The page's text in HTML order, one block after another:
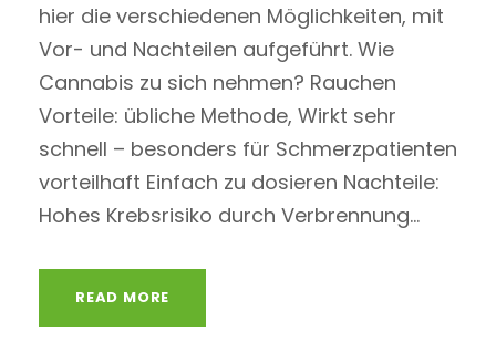
hier die verschiedenen Möglichkeiten, mit
Vor- und Nachteilen aufgeführt. Wie
Cannabis zu sich nehmen? Rauchen
Vorteile: übliche Methode, Wirkt sehr
schnell – besonders für Schmerzpatienten
vorteilhaft Einfach zu dosieren Nachteile:
Hohes Krebsrisiko durch Verbrennung...
READ MORE